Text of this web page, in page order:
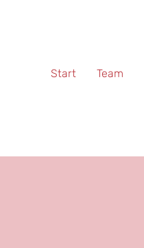
Start Team